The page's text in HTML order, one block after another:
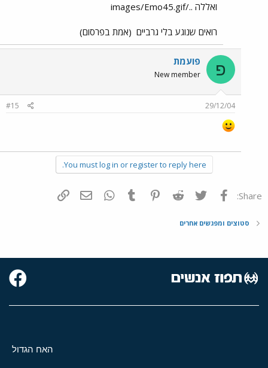
ואללה ../images/Emo45.gif
רואים שנוגע בלי גרביים (אמת בפרסום)
פ פועמת
New member
29/12/04
#15
You must log in or register to reply here.
Share: פייסבוק Twitter
Reddit
Pinterest
Tumblr
WhatsAppדואר אלקטרוני
סטוצים ומפגשים אחרים
האח הגדול